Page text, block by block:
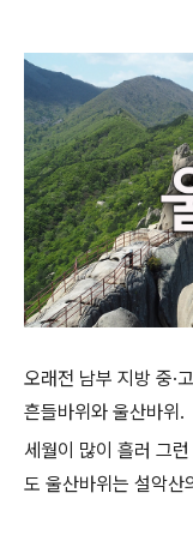
오래전 남부 지방 중·
흔들바위와 울산바위.
세월이 많이 흘러 그
도 울산바위는 설악산